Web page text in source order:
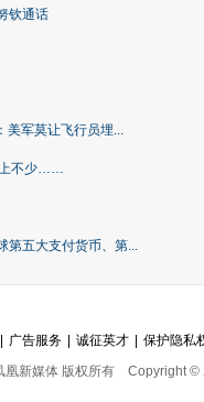
钦通话
美军莫让飞行员埋...
上不少……
第五大支付货币、第...
广告服务 诚征英才
保护隐私
凰新媒体 版权所有 Copyright ©